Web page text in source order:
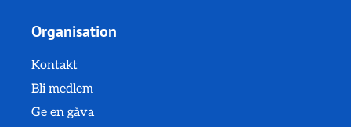
Organisation
Kontakt
Bli medlem
Ge en gåva